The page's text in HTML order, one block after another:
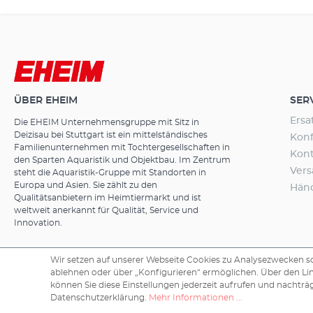
ausgestattet
Filterfunktion
Ansprüche
WLAN-
Smartphone,
extra App
Adresse
ÜBER EHEIM
Die EHEIM Unternehmensgruppe mit Sitz in
Deizisau bei Stuttgart ist ein mittelständisches
Familienunternehmen mit Tochtergesellschaften in
den Sparten Aquaristik und Objektbau. Im Zentrum
steht die Aquaristik-Gruppe mit Standorten in
Europa und Asien. Sie zählt zu den
Qualitätsanbietern im Heimtiermarkt und ist
weltweit anerkannt für Qualität, Service und
Innovation.
Copyright © 2026 EHEIM GmbH & Co. KG.
Wir setzen auf unserer Webseite Cookies zu Analysezwecken
ablehnen oder über „Konfigurieren“ ermöglichen. Über den
können Sie diese Einstellungen jederzeit aufrufen und
Datenschutzerklärung.
Mehr Informationen ...